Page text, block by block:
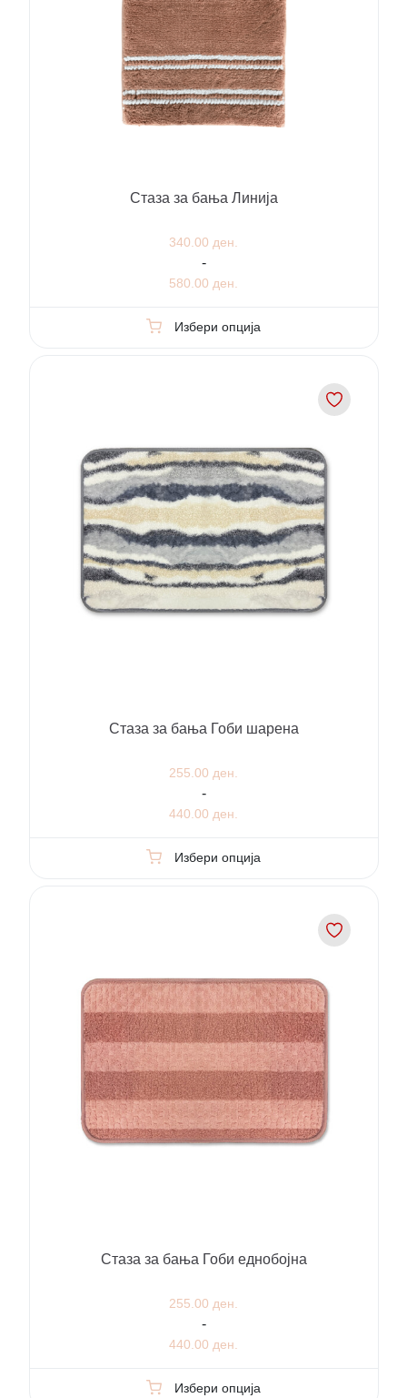
Стаза за бања Линија
340.00 ден.
-
580.00 ден.
Избери опција
Стаза за бања Гоби шарена
255.00 ден.
-
440.00 ден.
Избери опција
Стаза за бања Гоби еднобојна
255.00 ден.
-
440.00 ден.
Избери опција